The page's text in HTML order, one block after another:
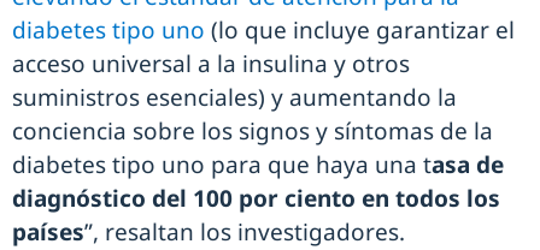
diabetes tipo uno (lo que incluye garantizar el
acceso universal a la insulina y otros
suministros esenciales) y aumentando la
conciencia sobre los signos y síntomas de la
diabetes tipo uno para que haya una tasa de
diagnóstico del 100 por ciento en todos los
países”, resaltan los investigadores.